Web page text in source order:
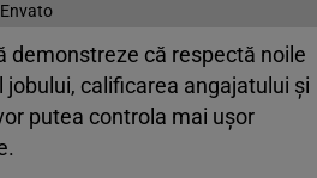
demonstreze că respectă noile
calificarea angajatului și
putea controla mai ușor